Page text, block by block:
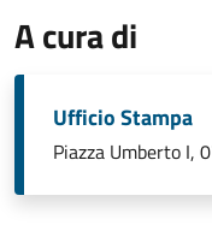
A cura di
Ufficio Stampa
Piazza Umberto I,